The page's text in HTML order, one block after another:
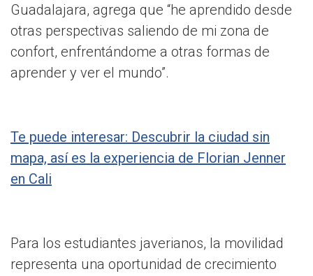
Guadalajara, agrega que “he aprendido desde
otras perspectivas saliendo de mi zona de
confort, enfrentándome a otras formas de
aprender y ver el mundo”.
Te puede interesar: Descubrir la ciudad sin
mapa, así es la experiencia de Florian Jenner
en Cali
Para los estudiantes javerianos, la movilidad
representa una oportunidad de crecimiento